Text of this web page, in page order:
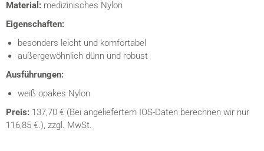
Material: medizinisches Nylon
Eigenschaften:
besonders leicht und komfortabel
außergewöhnlich dünn und robust
Ausführungen:
weiß opakes Nylon
Preis: 137,70 € (Bei angeliefertem IOS-Daten berechnen wir nur
116,85 €.), zzgl. MwSt.